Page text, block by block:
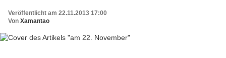
Veröffentlicht am 22.11.2013 17:00
Von Xamantao